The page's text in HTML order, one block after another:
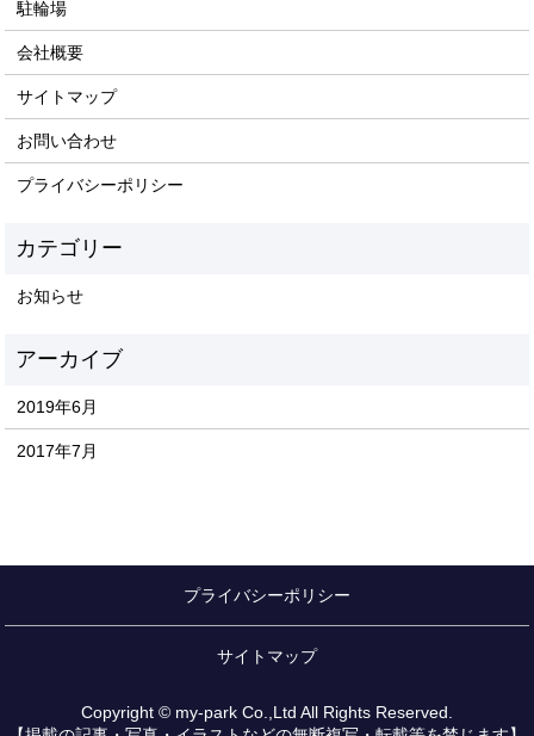
駐輪場
会社概要
サイトマップ
お問い合わせ
プライバシーポリシー
お知らせ
2019年6月
2017年7月
プライバシーポリシー
サイトマップ
Copyright © my-park Co.,Ltd All Rights Reserved.